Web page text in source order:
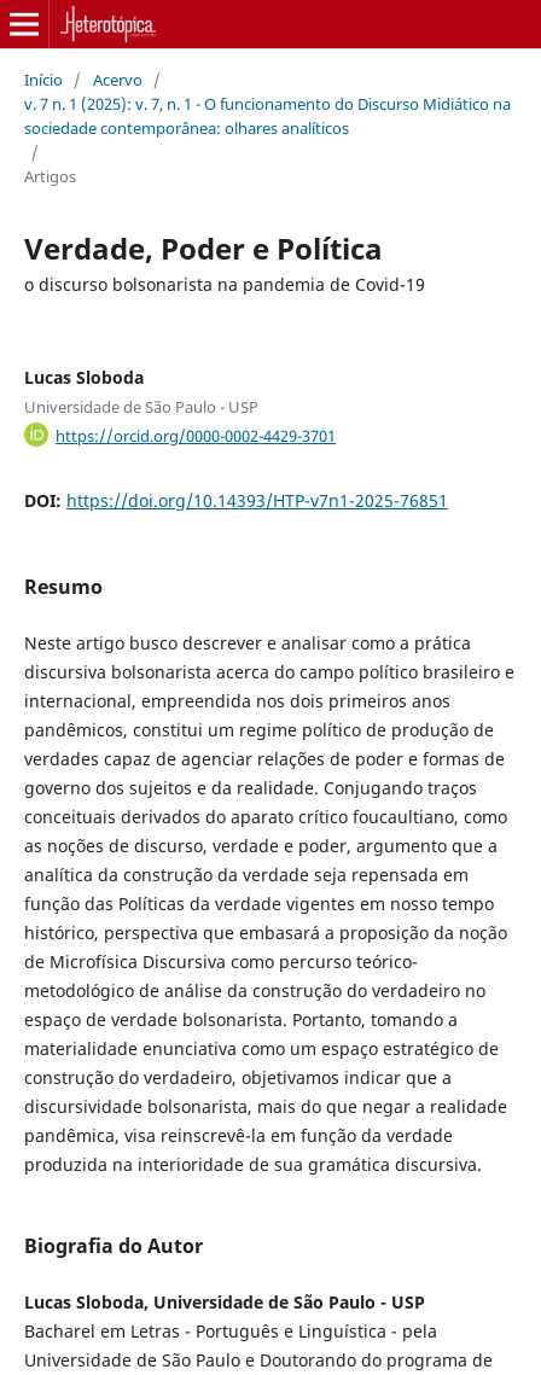
Início / Acervo /
v. 7 n. 1 (2025): v. 7, n. 1 - O funcionamento do Discurso Midiático na
sociedade contemporânea: olhares analíticos
/
Artigos
Verdade, Poder e Política
o discurso bolsonarista na pandemia de Covid-19
Lucas Sloboda
Universidade de São Paulo - USP
https://orcid.org/0000-0002-4429-3701
DOI: https://doi.org/10.14393/HTP-v7n1-2025-76851
Resumo
Neste artigo busco descrever e analisar como a prática
discursiva bolsonarista acerca do campo político brasileiro e
internacional, empreendida nos dois primeiros anos
pandêmicos, constitui um regime político de produção de
verdades capaz de agenciar relações de poder e formas de
governo dos sujeitos e da realidade. Conjugando traços
conceituais derivados do aparato crítico foucaultiano, como
as noções de discurso, verdade e poder, argumento que a
analítica da construção da verdade seja repensada em
função das Políticas da verdade vigentes em nosso tempo
histórico, perspectiva que embasará a proposição da noção
de Microfísica Discursiva como percurso teórico-
metodológico de análise da construção do verdadeiro no
espaço de verdade bolsonarista. Portanto, tomando a
materialidade enunciativa como um espaço estratégico de
construção do verdadeiro, objetivamos indicar que a
discursividade bolsonarista, mais do que negar a realidade
pandêmica, visa reinscrevê-la em função da verdade
produzida na interioridade de sua gramática discursiva.
Biografia do Autor
Lucas Sloboda, Universidade de São Paulo - USP
Bacharel em Letras - Português e Linguística - pela
Universidade de São Paulo e Doutorando do programa de